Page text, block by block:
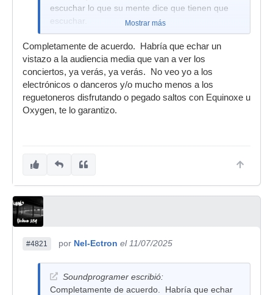
escuchar lo que su mente dice que tienen que
escuchar.
Mostrar más
Completamente de acuerdo. Habría que echar un
vistazo a la audiencia media que van a ver los
conciertos, ya verás, ya verás. No veo yo a los
electrónicos o danceros y/o mucho menos a los
reguetoneros disfrutando o pegado saltos con Equinoxe u
Oxygen, te lo garantizo.
#4821 por Nel-Ectron el 11/07/2025
Soundprogramer escribió:
Completamente de acuerdo. Habría que echar